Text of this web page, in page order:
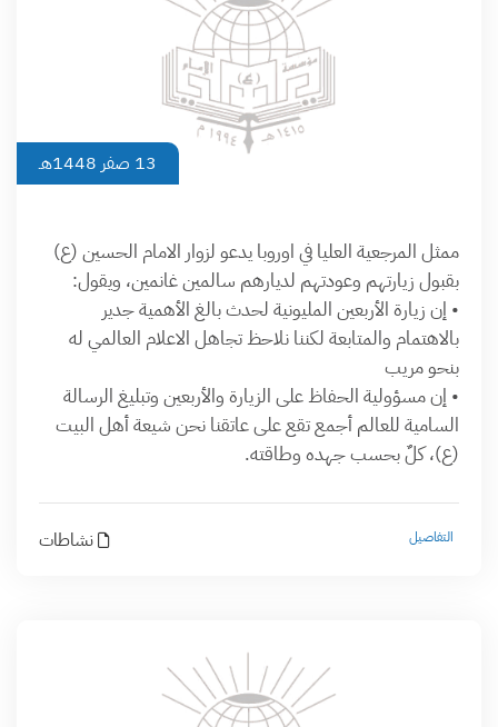
13 صفر 1448هـ
ممثل المرجعية العليا في اوروبا يدعو لزوار الامام الحسين (ع)
بقبول زيارتهم وعودتهم لديارهم سالمين غانمين، ويقول:
• إن زيارة الأربعين المليونية لحدث بالغ الأهمية جدير
بالاهتمام والمتابعة لكننا نلاحظ تجاهل الاعلام العالمي له
بنحو مريب
• إن مسؤولية الحفاظ على الزيارة والأربعين وتبليغ الرسالة
السامية للعالم أجمع تقع على عاتقنا نحن شيعة أهل البيت
(ع)، كلٌ بحسب جهده وطاقته.
التفاصيل نشاطات